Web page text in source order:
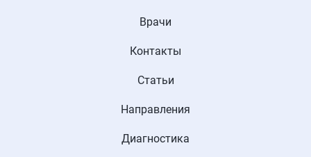
Врачи
Контакты
Статьи
Направления
Диагностика